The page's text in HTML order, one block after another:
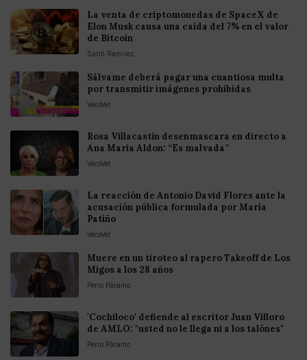
La venta de criptomonedas de SpaceX de
Elon Musk causa una caída del 7% en el valor
de Bitcoin
Santi Ramirez
Sálvame deberá pagar una cuantiosa multa
por transmitir imágenes prohibidas
VecoVet
Rosa Villacastín desenmascara en directo a
Ana María Aldon: “Es malvada”
VecoVet
La reacción de Antonio David Flores ante la
acusación pública formulada por María
Patiño
VecoVet
Muere en un tiroteo al rapero Takeoff de Los
Migos a los 28 años
Perro Páramo
'Cochiloco' defiende al escritor Juan Villoro
de AMLO: "usted no le llega ni a los talónes"
Perro Páramo